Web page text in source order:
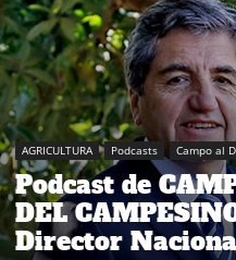
AGRICULTURA Podcasts Campo al
Podcast de
DEL
Director